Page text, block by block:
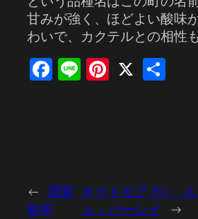
甘みが強く、ほどよい酸味
わいで、カクテルとの相性
Facebook
LinePinterest
X
← 謹賀
新年
オクトモア 15.1
ュ・バーレイ
→